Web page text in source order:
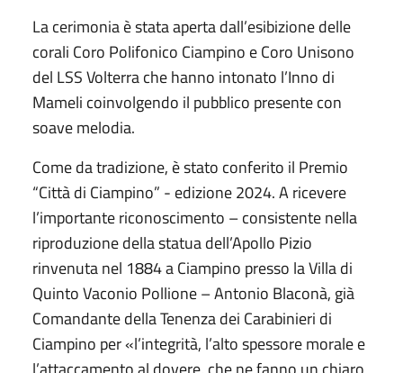
La cerimonia è stata aperta dall’esibizione delle
corali Coro Polifonico Ciampino e Coro Unisono
del LSS Volterra che hanno intonato l’Inno di
Mameli coinvolgendo il pubblico presente con
soave melodia.
Come da tradizione, è stato conferito il Premio
“Città di Ciampino” - edizione 2024. A ricevere
l’importante riconoscimento – consistente nella
riproduzione della statua dell’Apollo Pizio
rinvenuta nel 1884 a Ciampino presso la Villa di
Quinto Vaconio Pollione – Antonio Blaconà, già
Comandante della Tenenza dei Carabinieri di
Ciampino per «l’integrità, l’alto spessore morale e